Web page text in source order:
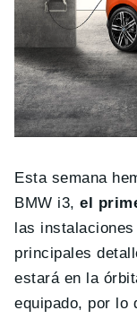
Esta semana
BMW i3,el
las
principales
estará en la
equipado, por lo